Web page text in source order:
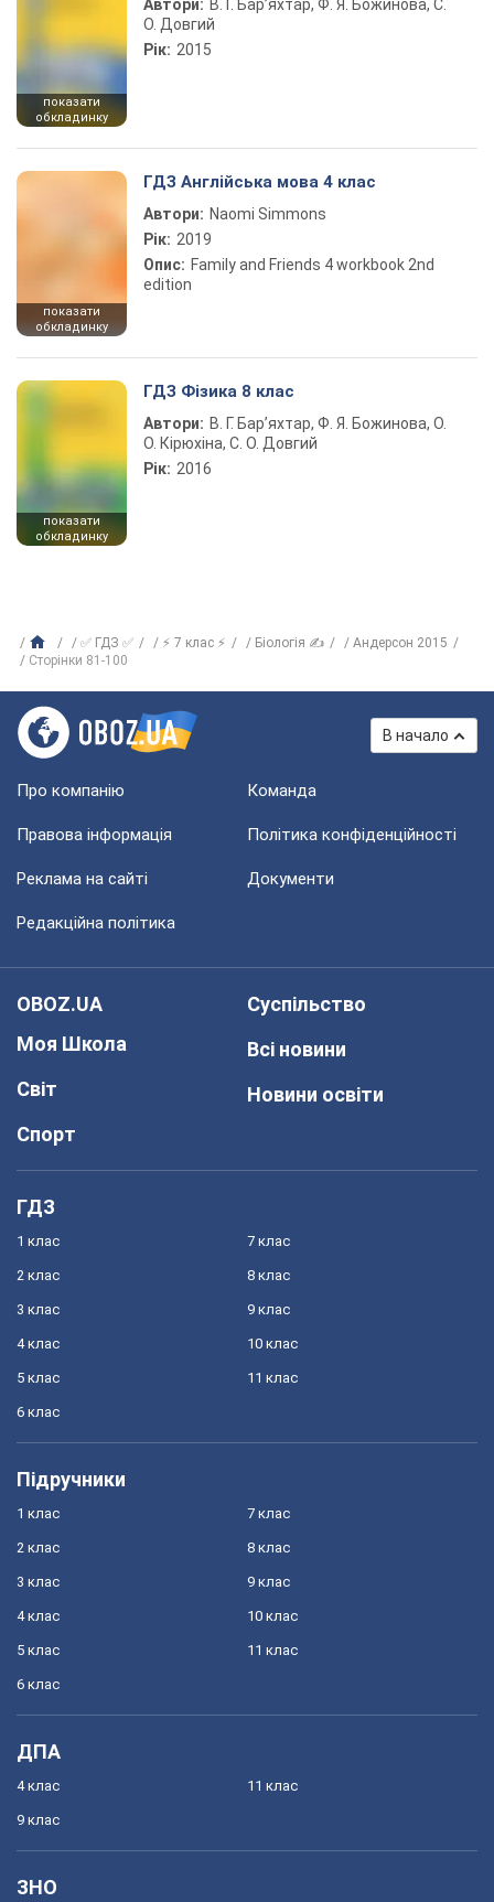
показати
обкладинку
Автори: В. Г. Бар’яхтар, Ф. Я. Божинова, С.
О. Довгий
Рік: 2015
показати
обкладинку
ГДЗ Англійська мова 4 клас
Автори: Naomi Simmons
Рік: 2019
Опис: Family and Friends 4 workbook 2nd
edition
показати
обкладинку
ГДЗ Фізика 8 клас
Автори: В. Г. Бар’яхтар, Ф. Я. Божинова, О.
О. Кірюхіна, С. О. Довгий
Рік: 2016
✅ ГДЗ ✅ ⚡ 7 клас ⚡ Біологія ✍
Андерсон 2015
Сторінки 81-100
В начало
Про компанію Команда
Правова інформація Політика конфіденційності
Реклама на сайті Документи
Редакційна політика
OBOZ.UA
Моя Школа
Світ
Спорт
Суспільство
Всі новини
Новини освіти
ГДЗ
1 клас
2 клас
3 клас
4 клас
5 клас
6 клас
7 клас
8 клас
9 клас
10 клас
11 клас
Підручники
1 клас
2 клас
3 клас
4 клас
5 клас
6 клас
7 клас
8 клас
9 клас
10 клас
11 клас
ДПА
4 клас
9 клас
11 клас
ЗНО